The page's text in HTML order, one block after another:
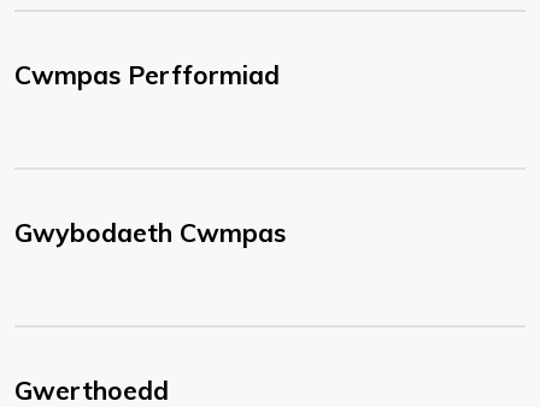
Cwmpas Perfformiad
Gwybodaeth Cwmpas
Gwerthoedd